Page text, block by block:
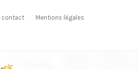
contact Mentions légales